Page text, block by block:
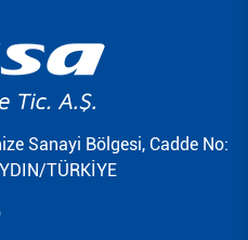
Sanayi Bölgesi, Cadde No:
TÜRKİYE